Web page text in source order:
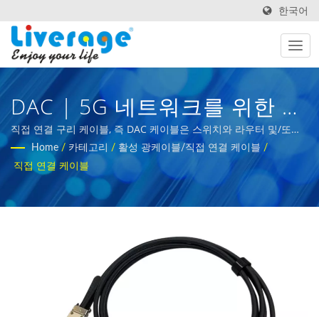
한국어
DAC | 5G 네트워크를 위한 고
성능 광섬유 트랜시버
직접 연결 구리 케이블, 즉 DAC 케이블은 스위치와 라우터 및/또는
서버를 연결하는 데 사용되는 광 트랜시버 어셈블리의 형태입니다.
| 국제 구매자를 위한 광섬유 측정 장비
Home / 카테고리 / 활성 광케이블/직접 연결 케이블 /
직접 연결 케이블